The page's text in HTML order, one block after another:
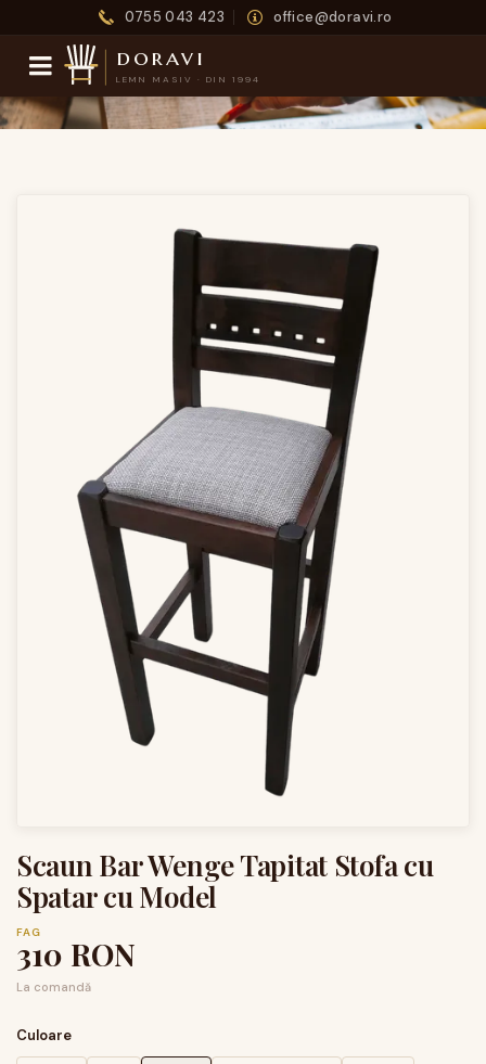
0755 043 423 office@doravi.ro
doravi
LEMN MASIV · DIN 1994
Scaun Bar Wenge Tapitat Stofa cu
Spatar cu Model
FAG
310 RON
La comandă
Culoare